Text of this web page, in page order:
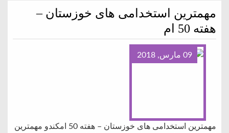
مهمترین استخدامی های خوزستان –
هفته 50 ام
09 مارس, 2018
مهمترین استخدامی های خوزستان – هفته 50 امکندو مهمترین